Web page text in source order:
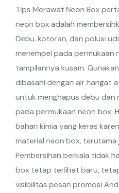
Tips Merawat Neon Box
neon box adalah
Debu, kotoran, dan polusi
menempel pada permukaan
tampilannya kusam.
dibasahi dengan air hangat
untuk menghapus debu dan
pada permukaan neon box.
bahan kimia yang keras
material neon box, terutama
Pembersihan berkala tidak
box tetap terlihat baru,
visibilitas pesan promosi